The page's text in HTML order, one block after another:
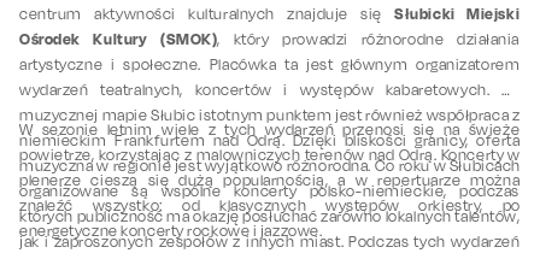
centrum aktywności kulturalnych znajduje sięSłubicki Miejski
Ośrodek Kultury (SMOK), który prowadzi różnorodne działania
artystyczne i społeczne. Placówka ta jest głównym organizatorem
wydarzeń teatralnych, koncertów i występów kabaretowych. Na
muzycznej mapie Słubic istotnym punktem jest również współpraca z
niemieckim Frankfurtem nad Odrą. Dzięki bliskości granicy, oferta
muzyczna w regionie jest wyjątkowo różnorodna. Co roku w Słubicach
organizowane są wspólne koncerty polsko-niemieckie, podczas
których publiczność ma okazję posłuchać zarówno lokalnych talentów,
jak i zaproszonych zespołów z innych miast. Podczas tych wydarzeń
W sezonie letnim wiele z tych wydarzeń przenosi się na świeże
powietrze, korzystając z malowniczych terenów nad Odrą. Koncerty w
plenerze cieszą się dużą popularnością, a w repertuarze można
znaleźć wszystko: od klasycznych występów orkiestry, po
energetyczne koncerty rockowe i jazzowe.